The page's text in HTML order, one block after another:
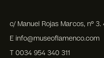
c/ Manuel Rojas Marcos, nº 3.
E info@museoflamenco.com
T 0034 954 340 311